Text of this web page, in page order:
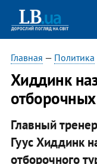
Главная — Политика
Хиддинк
Главный
Гуус Хиддинк
отборочного